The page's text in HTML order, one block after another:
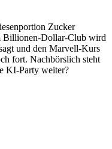
Zucker
Billionen-Dollar-Club wird
und den Marvell-Kurs
fort. Nachbörslich steht
KI-Party weiter?